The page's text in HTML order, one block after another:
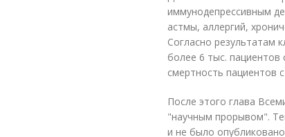
иммунодепрессивным
астмы, аллергий,
Согласно результатам
более 6 тыс. пациентов
смертность пациентов
После этого глава
"научным прорывом".
и не было